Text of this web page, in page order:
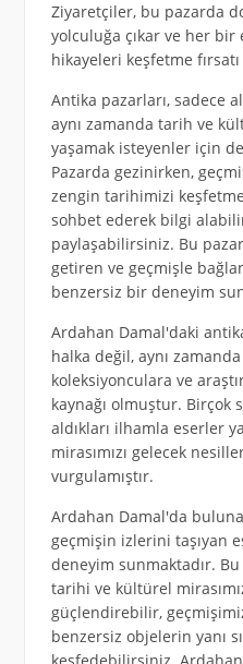
Ziyaretçiler, bu pazarda
yolculuğa çıkar ve her bir
hikayeleri keşfetme
Antika pazarları, sadece
aynı zamanda tarih ve
yaşamak isteyenler için
Pazarda gezinirken,
zengin tarihimizi
sohbet ederek bilgi alabilir
paylaşabilirsiniz. Bu
getiren ve geçmişle
benzersiz bir deneyim
Ardahan Damal'daki
halka değil, aynı
koleksiyonculara ve
kaynağı olmuştur. Birçok
aldıkları ilhamla eserler
mirasımızı gelecek
vurgulamıştır.
Ardahan Damal'da
geçmişin izlerini taşıyan
deneyim sunmaktadır.
tarihi ve kültürel
güçlendirebilir,
benzersiz objelerin yanı